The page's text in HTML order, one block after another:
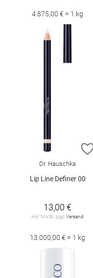
4.875,00 € = 1 kg
Dr. Hauschka
Lip Line Definer 00
13,00 €
inkl. MwSt. zzgl. Versand
13.000,00 € = 1 kg